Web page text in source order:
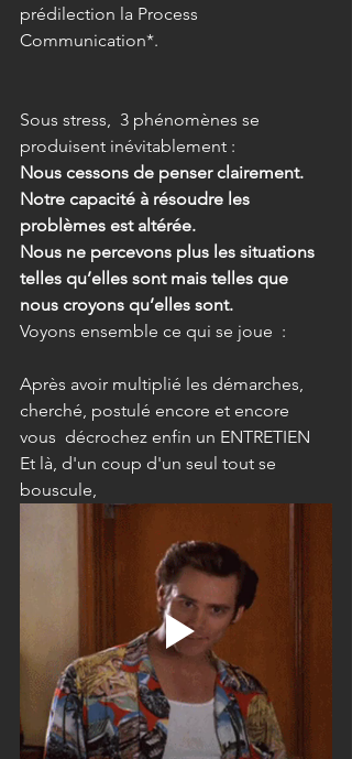
prédilection la Process
Communication*.
Sous stress,  3 phénomènes se
produisent inévitablement :
Nous cessons de penser clairement.
Notre capacité à résoudre les
problèmes est altérée.
Nous ne percevons plus les situations
telles qu’elles sont mais telles que
nous croyons qu’elles sont.
Voyons ensemble ce qui se joue  :
Après avoir multiplié les démarches,
cherché, postulé encore et encore
vous  décrochez enfin un ENTRETIEN
Et là, d'un coup d'un seul tout se
bouscule,